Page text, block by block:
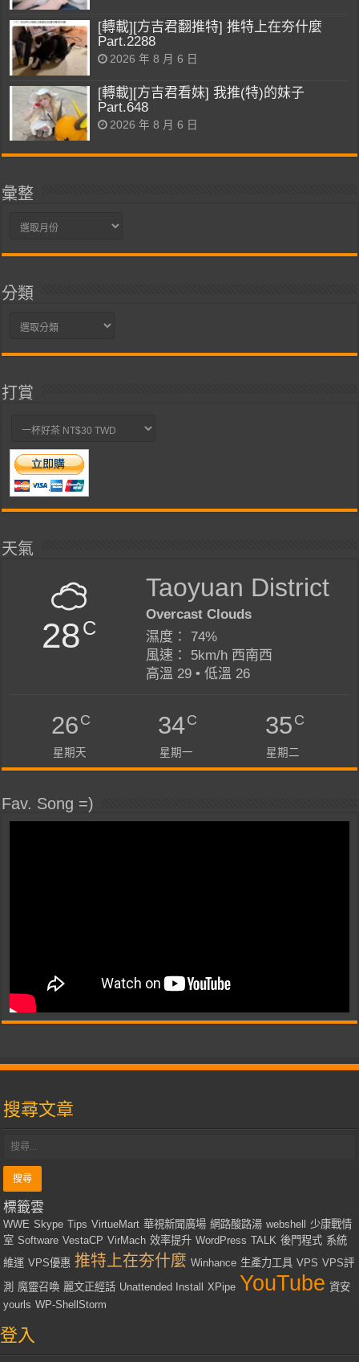
[轉載][方吉君翻推特] 推特上在夯什麼
Part.2288
2026 年 8 月 6 日
[轉載][方吉君看妹] 我推(特)的妹子
Part.648
2026 年 8 月 6 日
彙整
彙
分類
分
打賞
天氣
28C
Taoyuan District
Overcast Clouds
濕度： 74%
風速： 5km/h 西南西
高溫 29 • 低溫 26
26C
星期天
34C
星期一
35C
星期二
Fav. Song =)
搜尋文章
標籤雲
WWE Skype Tips VirtueMart 華視新聞廣場 網路酸路湯 webshell
少康戰情
室 Software VestaCP VirMach 效率提升 WordPress TALK 後門程式 系統
維運 VPS優惠 推特上在夯什麼 Winhance 生產力工具 VPS VPS評
測 魔靈召喚 麗文正經話 Unattended Install XPipe YouTube 資安
yourls WP-ShellStorm
登入